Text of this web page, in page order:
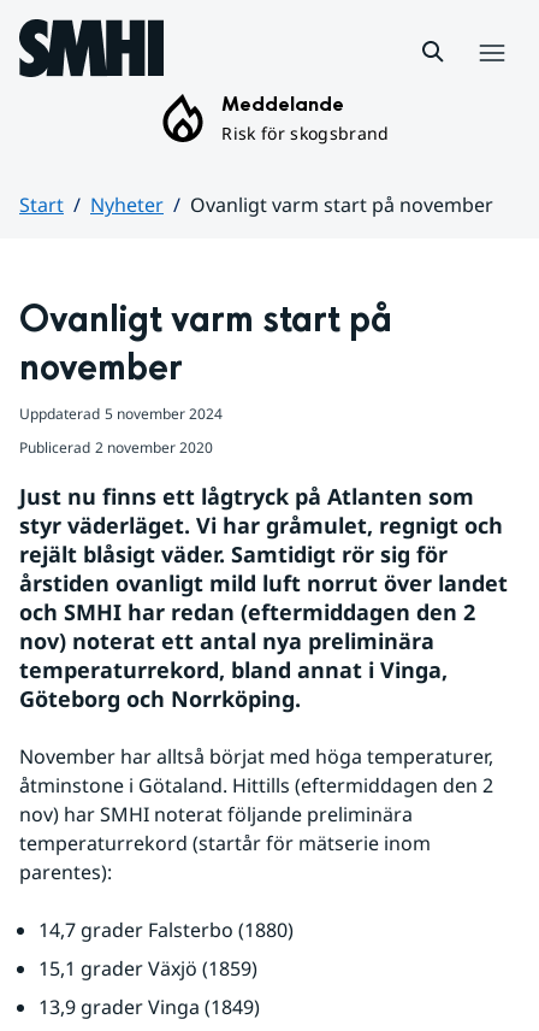
Hoppa till sidans innehåll
Meddelande
Risk för skogsbrand
Start Nyheter
Ovanligt varm start på november
Ovanligt varm start på
november
Uppdaterad 5 november 2024
Publicerad 2 november 2020
Just nu finns ett lågtryck på Atlanten som
styr väderläget. Vi har gråmulet, regnigt och
rejält blåsigt väder. Samtidigt rör sig för
årstiden ovanligt mild luft norrut över landet
och SMHI har redan (eftermiddagen den 2
nov) noterat ett antal nya preliminära
temperaturrekord, bland annat i Vinga,
Göteborg och Norrköping.
November har alltså börjat med höga temperaturer,
åtminstone i Götaland. Hittills (eftermiddagen den 2
nov) har SMHI noterat följande preliminära
temperaturrekord (startår för mätserie inom
parentes):
14,7 grader Falsterbo (1880)
15,1 grader Växjö (1859)
13,9 grader Vinga (1849)